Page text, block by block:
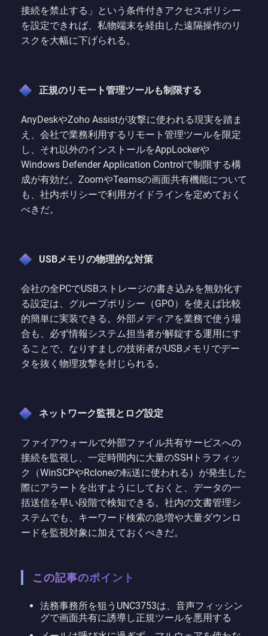
接続を禁止する」という条件付きアクセスポリシー
を設定できれば、私物端末を経由した遠隔操作のリ
スクを大幅に下げられる。
正規のリモート管理ツールも制限する
AnyDeskやZoho Assistが攻撃に使われる現実を踏ま
え、会社で業務利用するリモート管理ツールを限定
し、それ以外のインストールをAppLockerや
Windows Defender Application Controlで制限する構
成が有効だ。ZoomやTeamsの画面共有機能について
も、社内ポリシーで利用ガイドラインを定めておく
べきだ。
USBメモリの物理的な対策
会社の全PCでUSBストレージの書き込みを無効化す
る設定は、グループポリシー（GPO）を使えば比較
的簡単に実装できる。外部メディアを業務で使う場
合も、必ず情報システム担当者が解錠する運用にす
ることで、なりすましの技術者がUSBメモリでデー
タを抜く物理攻撃を封じられる。
ネットワーク監視とログ設定
ファイアウォールで外部ファイル共有サービスへの
接続を監視し、一定時間内に大量のSSHトラフィッ
ク（WinSCPやRcloneの転送に使われる）が発生した
際にアラートを出すようにしておくと、データの一
括送信を早い段階で検知できる。社内の文書管理シ
ステムでも、キーワード検索の急増や大量ダウンロ
ードを監視対象に加えておくべきだ。
この記事のポイント
法務事務所を狙うUNC3753は、音声フィッシン
グで画面共有に誘導し正規ツールを悪用する